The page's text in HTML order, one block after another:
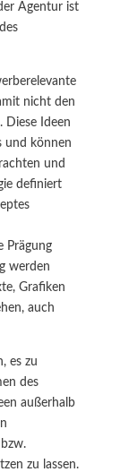
Agentur ist
nicht den
Diese Ideen
und können
und
definiert
Prägung
werden
Grafiken
auch
es zu
des
außerhalb
zu lassen.